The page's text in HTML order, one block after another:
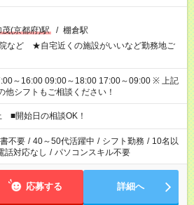
茂(京都府)駅 / 棚倉駅
など ★自宅近くの施設がいいなど勤務地ご
～16:00 09:00～18:00 17:00～09:00 ※ 上記
他シフトもご相談ください！
■開始日の相談OK！
不要 / 40～50代活躍中 / シフト勤務 / 10名以
話対応なし / パソコンスキル不要
応募する 詳細へ